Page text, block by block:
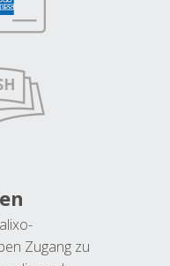
Zugang zu